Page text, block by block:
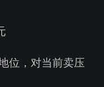
位，对当前卖压